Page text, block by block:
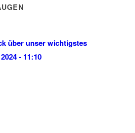
über unser wichtigstes
- 11:10